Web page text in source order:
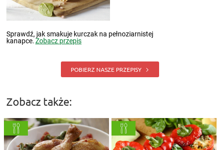
Sprawdź, jak smakuje kurczak na pełnoziarnistej
kanapce.Zobacz przepis
POBIERZ NASZE PRZEPISY
Zobacz także: